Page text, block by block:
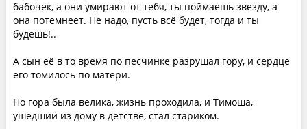
бабочек, а они умирают от тебя, ты поймаешь звезду, а
она потемнеет. Не надо, пусть всё будет, тогда и ты
будешь!..
А сын её в то время по песчинке разрушал гору, и сердце
его томилось по матери.
Но гора была велика, жизнь проходила, и Тимоша,
ушедший из дому в детстве, стал стариком.